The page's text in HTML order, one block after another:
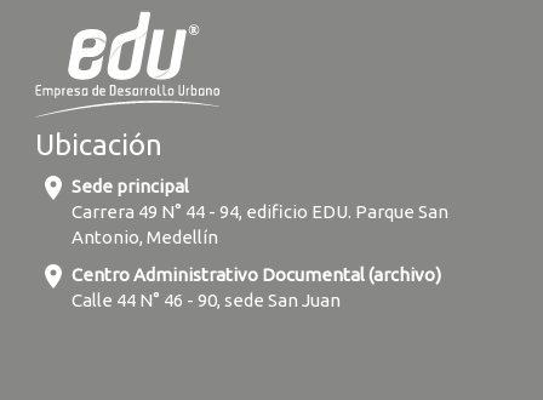
Ubicación
location_on Sede principal
Carrera 49 N° 44 - 94, edificio EDU. Parque San
Antonio, Medellín
location_on Centro Administrativo Documental (archivo)
Calle 44 N° 46 - 90, sede San Juan